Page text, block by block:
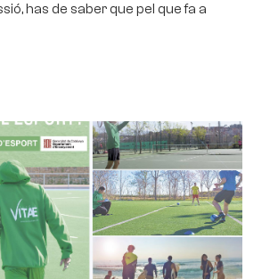
has de saber que pel que fa a